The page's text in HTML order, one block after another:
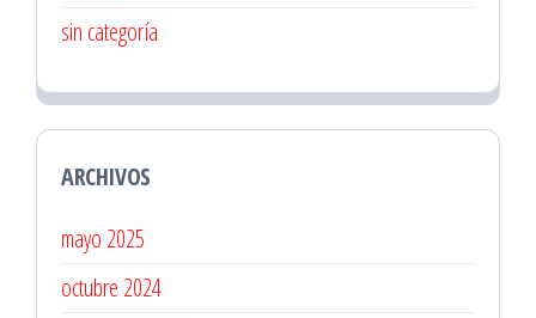
sin categoría
ARCHIVOS
mayo 2025
octubre 2024